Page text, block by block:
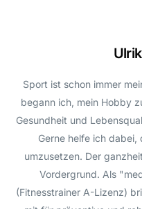
Sport ist schon immer
begann ich, mein Hobby
Gesundheit und
Gerne helfe ich
umzusetzen. Der
Vordergrund. Als
(Fitnesstrainer A-Lizenz)